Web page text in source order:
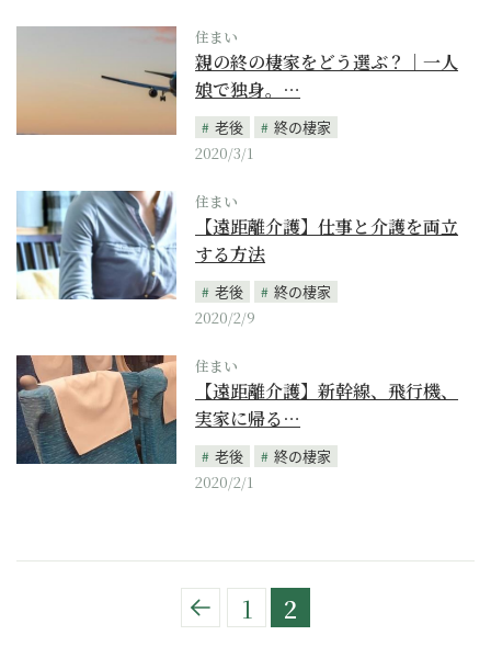
住まい
親の終の棲家をどう選ぶ？｜一人
娘で独身。…
老後
終の棲家
2020/3/1
住まい
【遠距離介護】仕事と介護を両立
する方法
老後
終の棲家
2020/2/9
住まい
【遠距離介護】新幹線、飛行機、
実家に帰る…
老後
終の棲家
2020/2/1
1 2